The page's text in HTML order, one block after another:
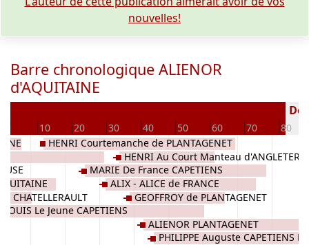
nouvelles!
Barre chronologique ALIENOR
d'AQUITAINE
0 10 20 30 40 50 60 70 80
CHATELLERAULT
LOUIS Le Jeune CAPETIENS
HENRI Courtemanche de PLANTAGENET
MARIE De France CAPETIENS
ALIX - ALICE de FRANCE
HENRI Au Court Manteau
GEOFFROY de PLANTAGENET
ALIENOR PLANTAGENET
PHILIPPE Auguste CAPETIENS